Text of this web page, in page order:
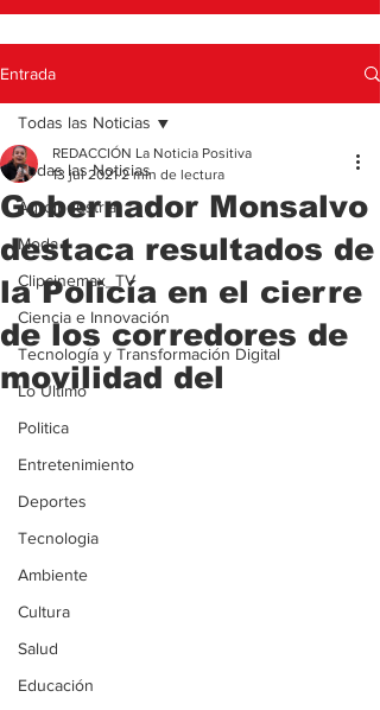
Entrada
Todas las Noticias
Agroindustria
Moda
Clipcinemax_TV
Ciencia e Innovación
Tecnología y Transformación Digital
Lo Ultimo
Politica
Entretenimiento
Deportes
Tecnologia
Ambiente
Cultura
Salud
Educación
Todas las Noticias
Gobernador Monsalvo
destaca resultados de
la Policía en el cierre
de los corredores de
movilidad del
REDACCIÓN La Noticia Positiva
13 jul 2021 2 min de lectura